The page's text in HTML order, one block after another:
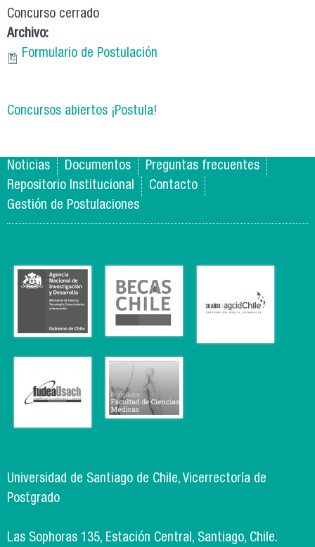
Concurso cerrado
Archivo:
Formulario de Postulación
Concursos abiertos ¡Postula!
Noticias Documentos
Preguntas frecuentes
Repositorio Institucional
Contacto
Gestión de Postulaciones
Universidad de Santiago de Chile, Vicerrectoría de
Postgrado
Las Sophoras 135, Estación Central, Santiago, Chile.